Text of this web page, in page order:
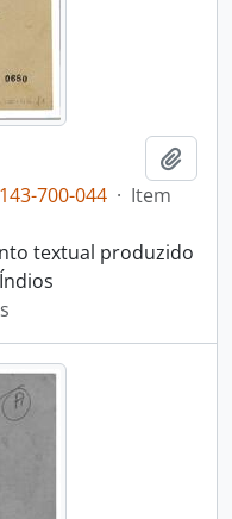
700-044 · Item
textual produzido